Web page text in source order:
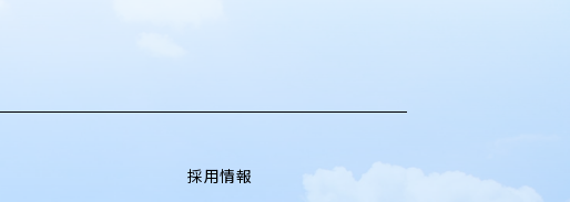
採用情報